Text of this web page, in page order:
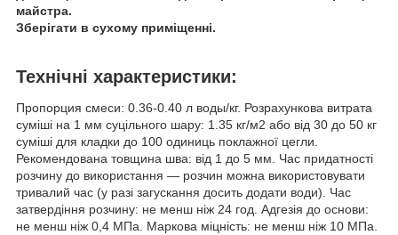
майстра.
Зберігати в сухому приміщенні.
Технічні характеристики:
Пропорция смеси: 0.36-0.40 л воды/кг. Розрахункова витрата
суміші на 1 мм суцільного шару: 1.35 кг/м2 або від 30 до 50 кг
суміші для кладки до 100 одиниць поклажної цегли.
Рекомендована товщина шва: від 1 до 5 мм. Час придатності
розчину до використання — розчин можна використовувати
тривалий час (у разі загускання досить додати води). Час
затвердіння розчину: не менш ніж 24 год. Адгезія до основи:
не менш ніж 0,4 МПа. Маркова міцність: не менш ніж 10 МПа.